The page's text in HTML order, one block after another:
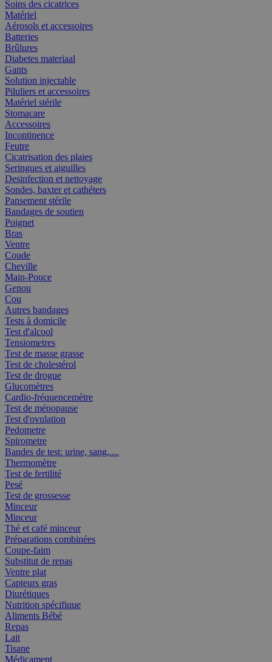
Soins des cicatrices
Matériel
Aérosols et accessoires
Batteries
Brûlures
Diabetes materiaal
Gants
Solution injectable
Piluliers et accessoires
Matériel stérile
Stomacare
Accessoires
Incontinence
Feutre
Cicatrisation des plaies
Seringues et aiguilles
Desinfection et nettoyage
Sondes, baxter et cathéters
Pansement stérile
Bandages de soutien
Poignet
Bras
Ventre
Coude
Cheville
Main-Pouce
Genou
Cou
Autres bandages
Tests à domicile
Test d'alcool
Tensiometres
Test de masse grasse
Test de cholestérol
Test de drogue
Glucomètres
Cardio-fréquencemètre
Test de ménopause
Test d'ovulation
Pedometre
Spirometre
Bandes de test: urine, sang,....
Thermomètre
Test de fertilité
Pesé
Test de grossesse
Minceur
Minceur
Thé et café minceur
Préparations combinées
Coupe-faim
Substitut de repas
Ventre plat
Capteurs gras
Diurétiques
Nutrition spécifique
Aliments Bébé
Repas
Lait
Tisane
Médicament